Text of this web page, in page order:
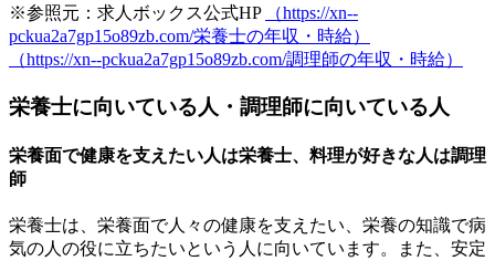
※参照元：求人ボックス公式HP
（https://xn--
pckua2a7gp15o89zb.com/栄養士の年収・時給）
（https://xn--pckua2a7gp15o89zb.com/調理師の年収・時給）
栄養士に向いている人・調理師に向いている人
栄養面で健康を支えたい人は栄養士、料理が好きな人は調理
師
栄養士は、 栄養面で人々の健康を支えたい、栄養の知識で病
気の人の役に立ちたいという人に向いています。また、安定